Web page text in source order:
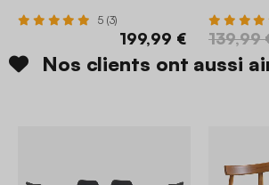
5 (3)
199,99 € 139,99
Nos clients ont aussi